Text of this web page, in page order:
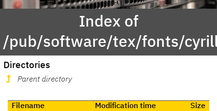
Index of
/pub/software/tex/fonts/
Directories
Parent directory
Filename Modification time Size